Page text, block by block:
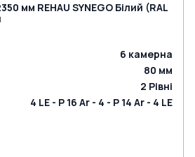
мм REHAU SYNEGO Білий (RAL
6 камерна
80 мм
2 Рівні
4 LE - P 16 Ar - 4 - P 14 Ar - 4 LE